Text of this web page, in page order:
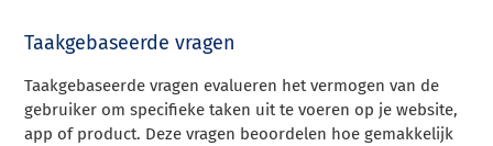
Taakgebaseerde vragen
Taakgebaseerde vragen evalueren het vermogen van de
gebruiker om specifieke taken uit te voeren op je website,
app of product. Deze vragen beoordelen hoe gemakkelijk